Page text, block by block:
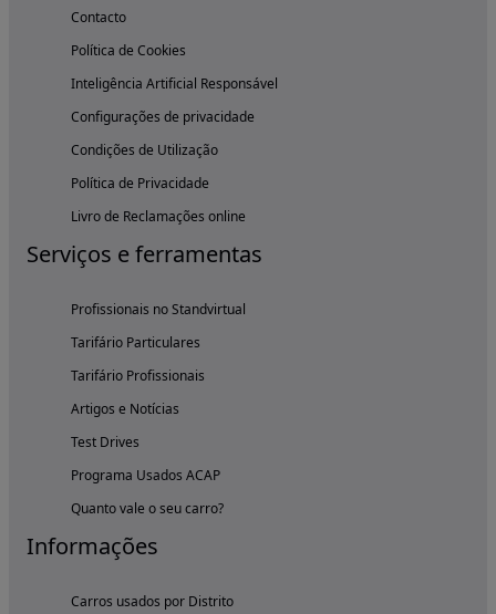
Contacto
Política de Cookies
Inteligência Artificial Responsável
Configurações de privacidade
Condições de Utilização
Política de Privacidade
Livro de Reclamações online
Serviços e ferramentas
Profissionais no Standvirtual
Tarifário Particulares
Tarifário Profissionais
Artigos e Notícias
Test Drives
Programa Usados ACAP
Quanto vale o seu carro?
Informações
Carros usados por Distrito